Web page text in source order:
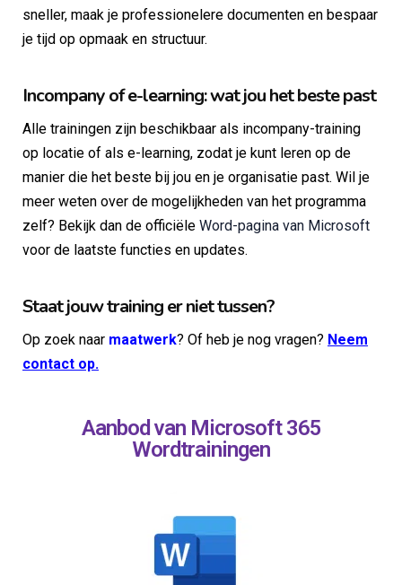
sneller, maak je professionelere documenten en bespaar
je tijd op opmaak en structuur.
Incompany of e-learning: wat jou het beste past
Alle trainingen zijn beschikbaar als incompany-training
op locatie of als e-learning, zodat je kunt leren op de
manier die het beste bij jou en je organisatie past. Wil je
meer weten over de mogelijkheden van het programma
zelf? Bekijk dan de officiële Word-pagina van Microsoft
voor de laatste functies en updates.
Staat jouw training er niet tussen?
Op zoek naar maatwerk? Of heb je nog vragen? Neem
contact op.
Aanbod van Microsoft 365
Wordtrainingen